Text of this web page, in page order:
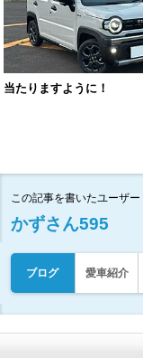
当たりますように！
この記事を書いたユーザー
かずさん595
ブログ 愛車紹介